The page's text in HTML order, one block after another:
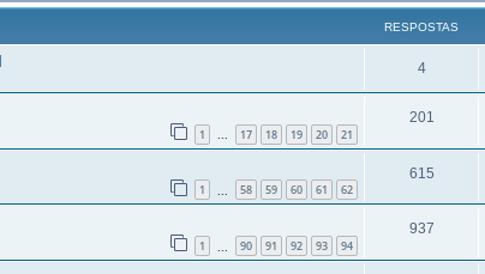
RESPOSTAS
4
1 ... 17 18 19 20 21
201
1 58 59 60 61 62
615
1 90 91 92 93 94
937